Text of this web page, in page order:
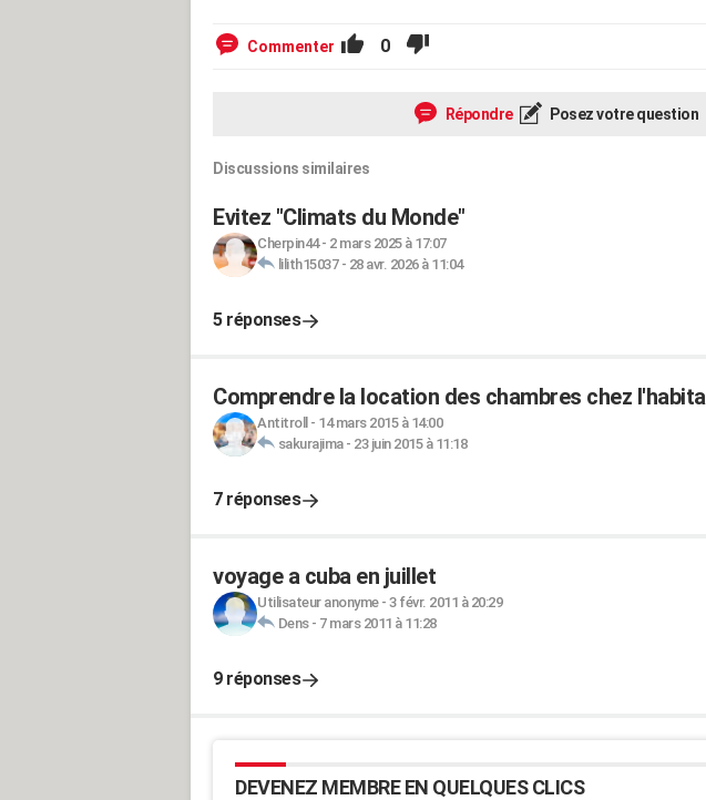
Commenter 0
Répondre Posez votre question
Discussions similaires
Evitez "Climats du Monde"
Cherpin44- 2 mars 2025 à 17:07
lilith15037- 28 avr. 2026 à 11:04
5 réponses
Comprendre la location des chambres chez
Antitroll - 14 mars 2015 à 14:00
sakurajima- 23 juin 2015 à 11:18
7 réponses
voyage a cuba en juillet
Utilisateur anonyme- 3 févr. 2011 à 20:29
Dens- 7 mars 2011 à 11:28
9 réponses
DEVENEZ MEMBRE EN QUELQUES CLICS